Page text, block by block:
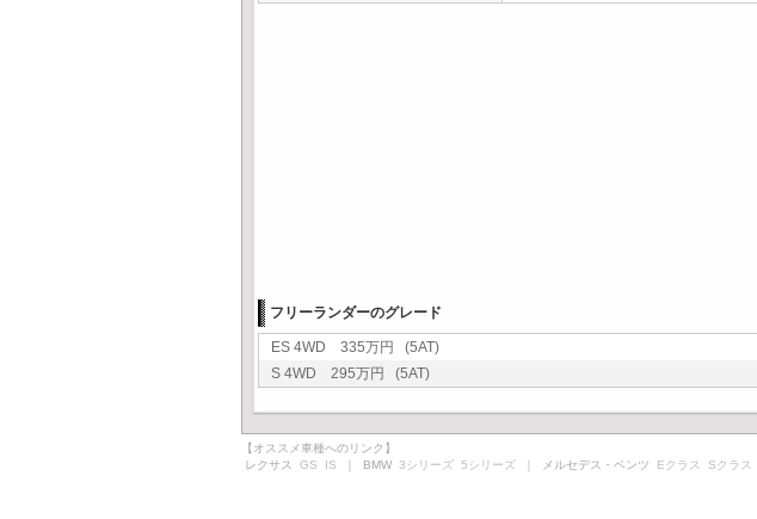
フリーランダーのグレード
ES 4WD 335万円 (5AT)
S 4WD 295万円 (5AT)
【オススメ車種へのリンク】
レクサス GS IS ｜ BMW 3シリーズ 5シリーズ ｜ メルセデス・ベンツ Eクラス Sクラス